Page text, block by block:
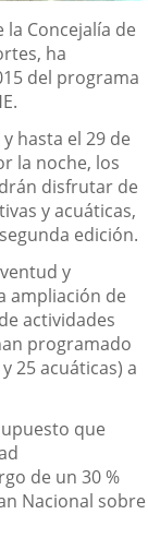
Concejalía de
ha
del programa
hasta el 29 de
la noche, los
disfrutar de
y acuáticas,
edición.
y
ampliación de
actividades
programado
25 acuáticas) a
que
de un 30 %
Nacional sobre